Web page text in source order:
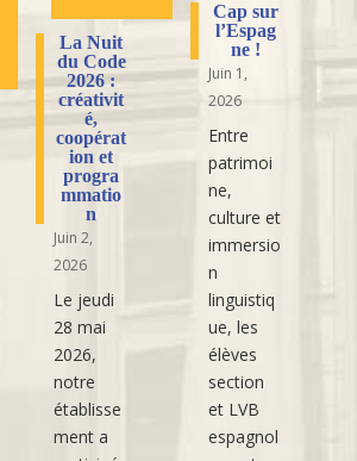
La Nuit
du Code
2026 :
créativit
é,
coopérat
ion et
progra
mmatio
n
Juin 2,
2026
Le jeudi
28 mai
2026,
notre
établisse
ment a
Cap sur
l’Espag
ne !
Juin 1,
2026
Entre
patrimoi
ne,
culture et
immersio
n
linguistiq
ue, les
élèves
section
et LVB
espagnol